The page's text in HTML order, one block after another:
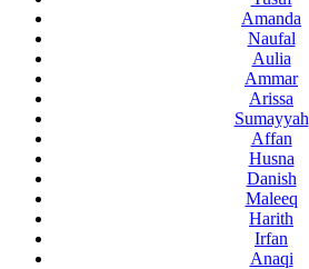
Amanda
Naufal
Aulia
Ammar
Arissa
Sumayyah
Affan
Husna
Danish
Maleeq
Harith
Irfan
Anaqi